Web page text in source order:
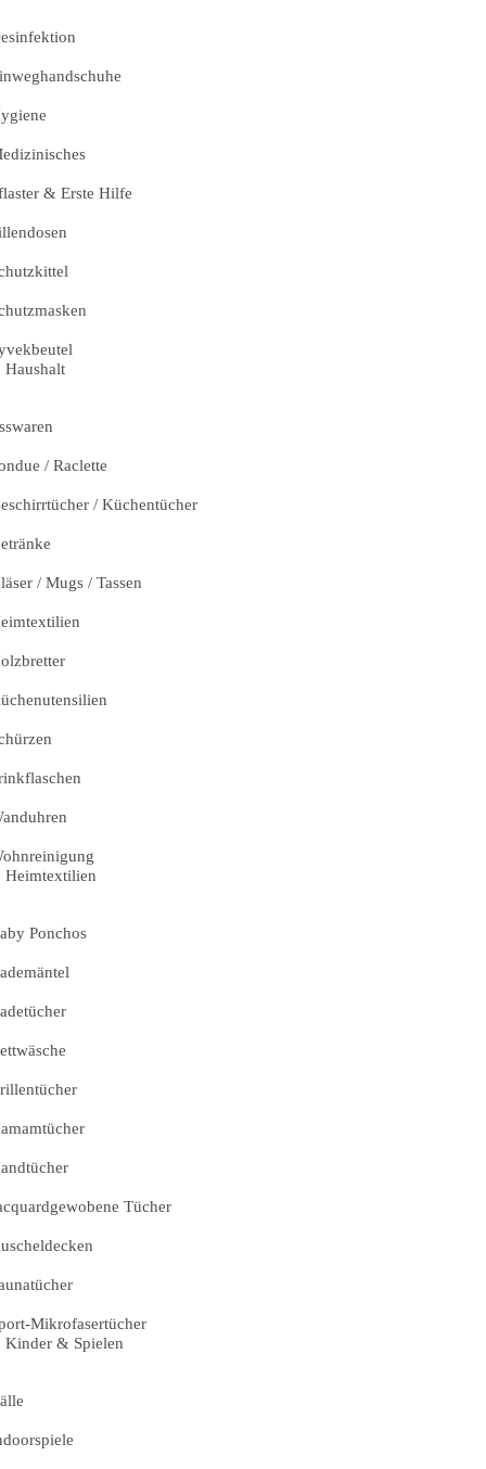
& Erste Hilfe
Haushalt
/ Raclette
/ Küchentücher
/ Mugs / Tassen
Heimtextilien
Ponchos
Tücher
Mikrofasertücher
Kinder & Spielen